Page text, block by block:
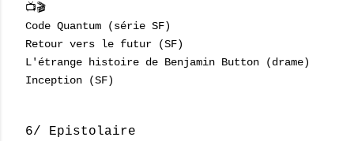
📺🎬
Code Quantum (série SF)
Retour vers le futur (SF)
L'étrange histoire de Benjamin Button (drame)
Inception (SF)
6/ Epistolaire